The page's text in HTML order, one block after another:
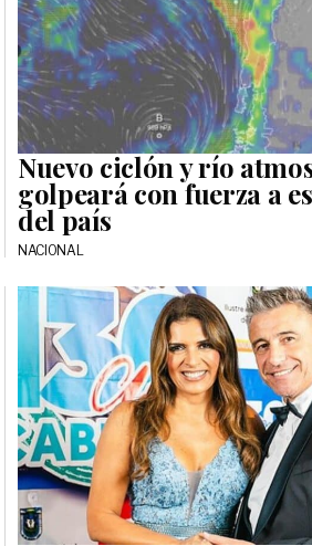
Nuevo ciclón y río
golpeará con fuerza a
del país
NACIONAL